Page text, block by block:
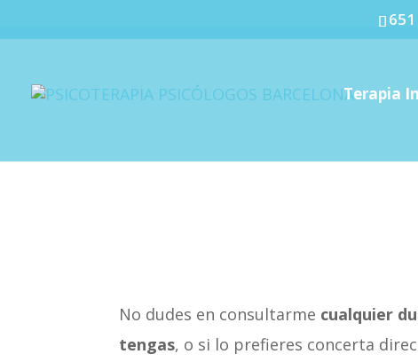
Terapia
No dudes en consultarme cualquier
tengas, o si lo prefieres concerta